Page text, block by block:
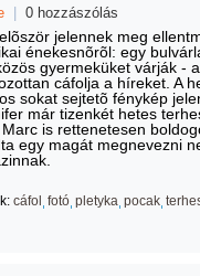
0 hozzászólás
jelennek meg
énekesnõrõl: egy
gyermeküket várják -
cáfolja a híreket. A
sokat sejtetõ fénykép
már tizenkét hetes
Marc is rettenetesen
egy magát megnevezni
cáfol fotó pletyka pocak